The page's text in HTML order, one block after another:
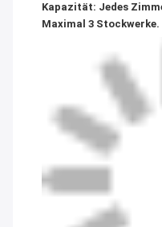
Kapazität: Jedes
Maximal 3 Stockwerke.